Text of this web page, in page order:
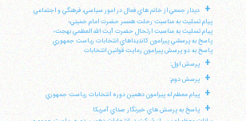
+
ديدار جمعي از خانم هاي فعال در امور سياسي، فرهنگي و اجتماعي
پيام تسليت به مناسبت رحلت همسر حضرت امام خميني؛
پيام تسليت به مناسبت ارتحال حضرت آيت الله العظمي بهجت؛
پاسخ به پرسشي پيرامون كانديداهاي انتخابات رياست جمهوري
پاسخ به دو پرسش پيرامون رعايت قوانين انتخابات
+ پرسش اول:
+ پرسش دوم:
+ پيام معظم له پيرامون دهمين دوره انتخابات رياست جمهوري
+
پاسخ به پرسش هاي خبرنگار صداي آمريكا